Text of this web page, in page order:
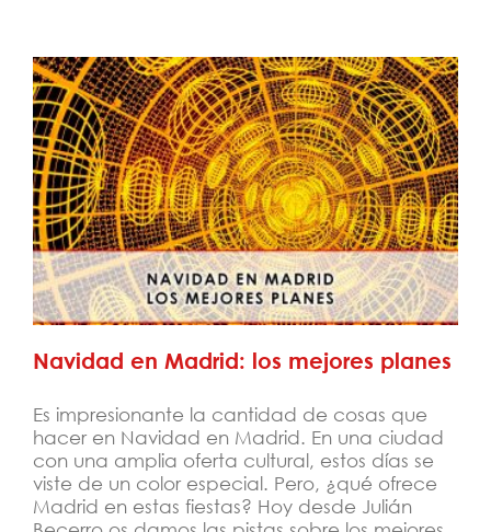
Navidad en Madrid: los mejores planes
Navidad en Madrid: los mejores planes
Es impresionante la cantidad de cosas que
hacer en Navidad en Madrid. En una ciudad
con una amplia oferta cultural, estos días se
viste de un color especial. Pero, ¿qué ofrece
Madrid en estas fiestas? Hoy desde Julián